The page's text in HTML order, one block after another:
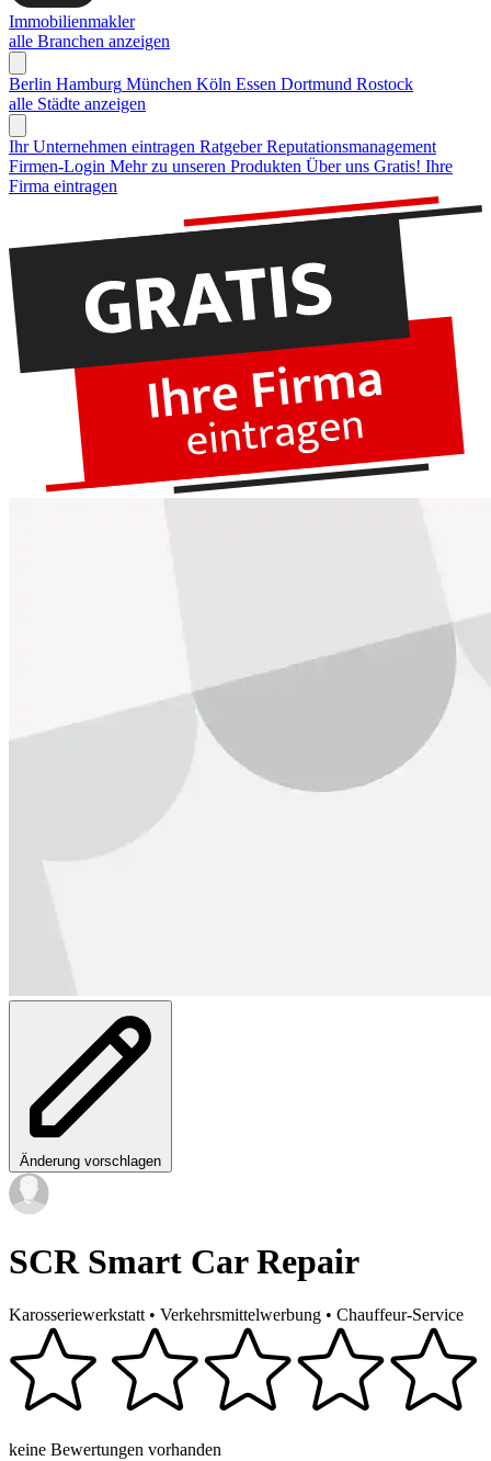
Immobilienmakler
alle Branchen anzeigen
Berlin Hamburg München Köln Essen Dortmund Rostock
alle Städte anzeigen
Ihr Unternehmen eintragen Ratgeber Reputationsmanagement
Firmen-Login Mehr zu unseren Produkten Über uns Gratis! Ihre
Firma eintragen
Änderung vorschlagen
SCR Smart Car Repair
Karosseriewerkstatt • Verkehrsmittelwerbung • Chauffeur-Service
keine Bewertungen vorhanden